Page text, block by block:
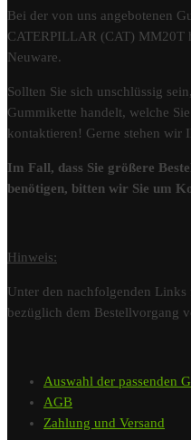
Bei der von uns angebotenen
CATERPILLAR (CAT) MM20T
Neuware.
Sollten Sie sich unschlüssig
Gummikette handelt, welche
kontaktieren! Gerne stehen wir
Im Fall, dass Sie größere
benötigen, bitten wir Sie um
Hinweis:
Unter den nachfolgenden
bezüglich dem Bestellvorgang
Auswahl der passenden
AGB
Zahlung und Versand